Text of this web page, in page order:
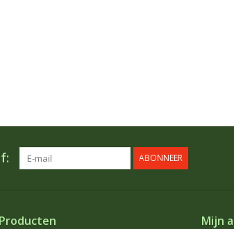
ABONNEER
Producten Mijn